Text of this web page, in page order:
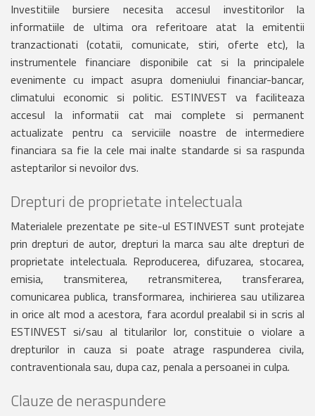
Investitiile bursiere necesita accesul investitorilor la
informatiile de ultima ora referitoare atat la emitentii
tranzactionati (cotatii, comunicate, stiri, oferte etc), la
instrumentele financiare disponibile cat si la principalele
evenimente cu impact asupra domeniului financiar-bancar,
climatului economic si politic. ESTINVEST va faciliteaza
accesul la informatii cat mai complete si permanent
actualizate pentru ca serviciile noastre de intermediere
financiara sa fie la cele mai inalte standarde si sa raspunda
asteptarilor si nevoilor dvs.
Drepturi de proprietate intelectuala
Materialele prezentate pe site-ul ESTINVEST sunt protejate
prin drepturi de autor, drepturi la marca sau alte drepturi de
proprietate intelectuala. Reproducerea, difuzarea, stocarea,
emisia, transmiterea, retransmiterea, transferarea,
comunicarea publica, transformarea, inchirierea sau utilizarea
in orice alt mod a acestora, fara acordul prealabil si in scris al
ESTINVEST si/sau al titularilor lor, constituie o violare a
drepturilor in cauza si poate atrage raspunderea civila,
contraventionala sau, dupa caz, penala a persoanei in culpa.
Clauze de neraspundere